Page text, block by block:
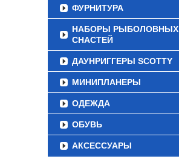
ФУРНИТУРА
НАБОРЫ РЫБОЛОВНЫХ
СНАСТЕЙ
ДАУНРИГГЕРЫ SCOTTY
МИНИПЛАНЕРЫ
ОДЕЖДА
ОБУВЬ
АКСЕССУАРЫ